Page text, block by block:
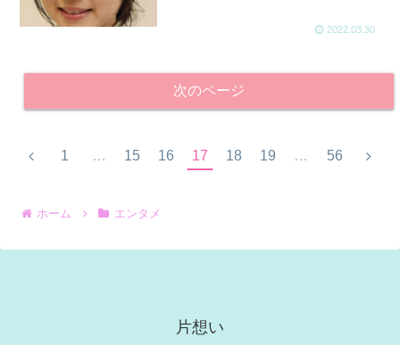
2022.03.30
次のページ
1 … 15 16 17 18 19 … 56
ホーム エンタメ
片想い